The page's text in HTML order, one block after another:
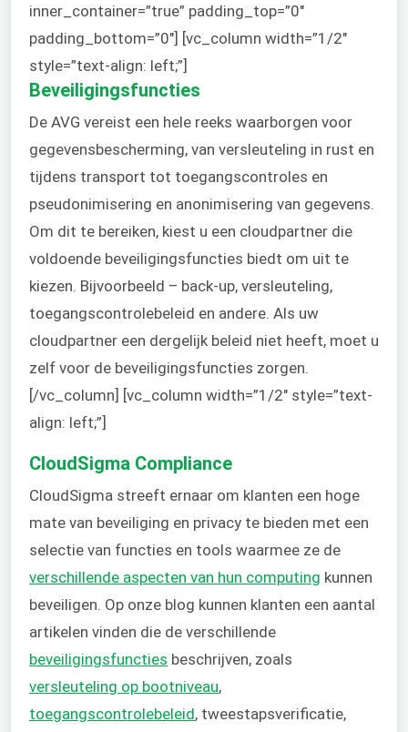
inner_container=”true” padding_top=”0″
padding_bottom=”0″] [vc_column width=”1/2″
style=”text-align: left;”]
Beveiligingsfuncties
De AVG vereist een hele reeks waarborgen voor
gegevensbescherming, van versleuteling in rust en
tijdens transport tot toegangscontroles en
pseudonimisering en anonimisering van gegevens.
Om dit te bereiken, kiest u een cloudpartner die
voldoende beveiligingsfuncties biedt om uit te
kiezen. Bijvoorbeeld – back-up, versleuteling,
toegangscontrolebeleid en andere. Als uw
cloudpartner een dergelijk beleid niet heeft, moet u
zelf voor de beveiligingsfuncties zorgen.
[/vc_column] [vc_column width=”1/2″ style=”text-
align: left;”]
CloudSigma Compliance
CloudSigma streeft ernaar om klanten een hoge
mate van beveiliging en privacy te bieden met een
selectie van functies en tools waarmee ze de
verschillende aspecten van hun computing kunnen
beveiligen. Op onze blog kunnen klanten een aantal
artikelen vinden die de verschillende
beveiligingsfuncties beschrijven, zoals
versleuteling op bootniveau,
toegangscontrolebeleid, tweestapsverificatie,